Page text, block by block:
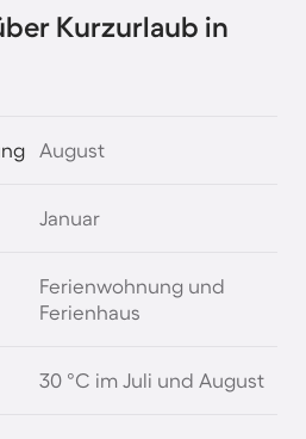
Kurzurlaub in
August
Januar
Ferienwohnung und
Ferienhaus
30 °C im Juli und August